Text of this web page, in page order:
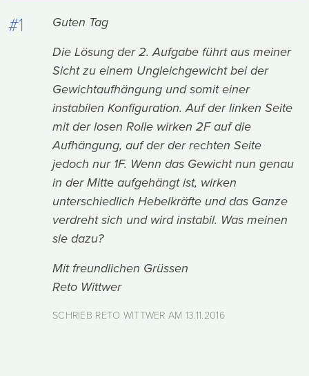
#1
Guten Tag
Die Lösung der 2. Aufgabe führt aus meiner
Sicht zu einem Ungleichgewicht bei der
Gewichtaufhängung und somit einer
instabilen Konfiguration. Auf der linken Seite
mit der losen Rolle wirken 2F auf die
Aufhängung, auf der der rechten Seite
jedoch nur 1F. Wenn das Gewicht nun genau
in der Mitte aufgehängt ist, wirken
unterschiedlich Hebelkräfte und das Ganze
verdreht sich und wird instabil. Was meinen
sie dazu?
Mit freundlichen Grüssen
Reto Wittwer
SCHRIEB RETO WITTWER AM 13.11.2016